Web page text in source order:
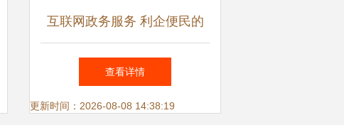
互联网政务服务 利企便民的
信息服务新篇章
查看详情
更新时间：2026-08-08 14:38:19